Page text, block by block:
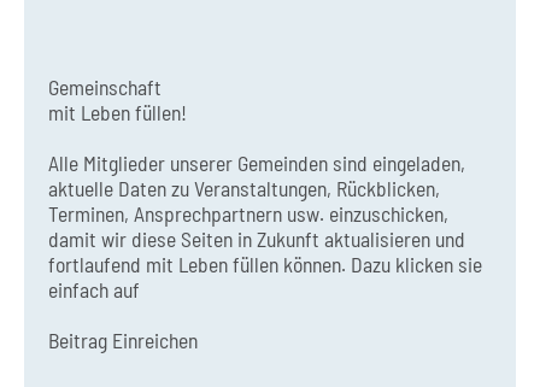
Gemeinschaft
mit Leben füllen!
Alle Mitglieder unserer Gemeinden sind eingeladen,
aktuelle Daten zu Veranstaltungen, Rückblicken,
Terminen, Ansprechpartnern usw. einzuschicken,
damit wir diese Seiten in Zukunft aktualisieren und
fortlaufend mit Leben füllen können. Dazu klicken sie
einfach auf
Beitrag Einreichen